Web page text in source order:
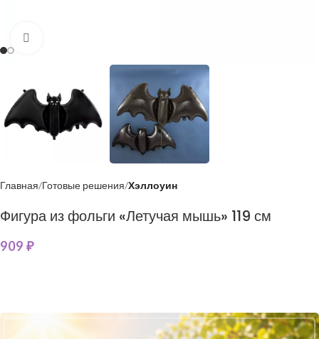
Главная Готовые решения Хэллоуин
Фигура из фольги «Летучая мышь» 119 см
909 ₽